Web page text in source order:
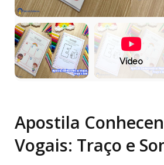
Vídeo
Apostila
Vogais: Traço e